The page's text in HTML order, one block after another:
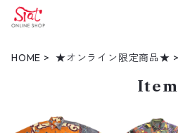
HOME ★オンライン限定商品★
Item